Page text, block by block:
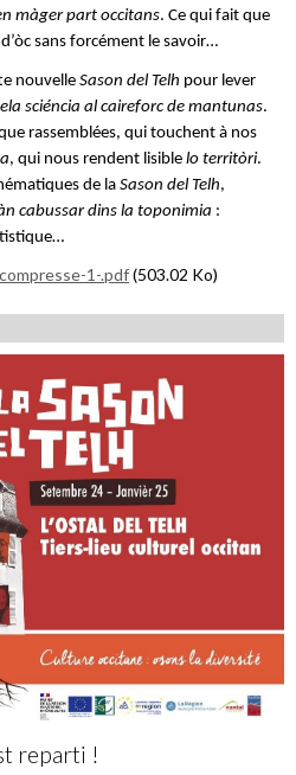
màger part occitans. Ce qui fait que
sans forcément le savoir…
nouvelle Sason del Telh pour lever
sciéncia al caireforc de mantunas.
rassemblées, qui touchent à nos
, qui nous rendent lisible lo territòri.
de la Sason del Telh,
cabussar dins la toponimia :
1-.pdf(503.02 Ko)
reparti !